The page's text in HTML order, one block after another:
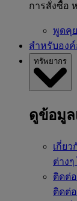
การสั่งซื้อ
พูดคุ
สำหรับองค์
ทรัพยากร
ดูข้อมูล
เกี่ยว
ต่าง
ติดต่
ติดต่